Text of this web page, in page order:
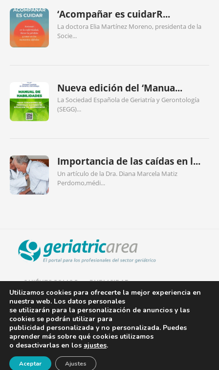
‘Acompañar es cuidarR...
La doctora Elia Martínez Moreno, presidenta de la
Socie...
Nueva edición del ‘Manua...
La Sociedad Española de Geriatría y Gerontología
(SEGG)...
Importancia de las caídas en l...
Un artículo de la Dra. Diana Marcela Matiz
Perdomo,médi...
QUIÉNES SOMOS PUBLICIDAD
AVISO LEGAL
POLÍTICA DE COOKIES
POLÍTICA DE PRIVACIDAD
CONTACTO¡Newsletter!
Utilizamos cookies para ofrecerte la mejor experiencia en
nuestra web. Los datos personales
se utilizarán para la personalización de anuncios y las
cookies se podrán utilizar para
publicidad personalizada y no personalizada. Puedes
aprender más sobre qué cookies utilizamos
o desactivarlas en los ajustes.
Aceptar Ajustes